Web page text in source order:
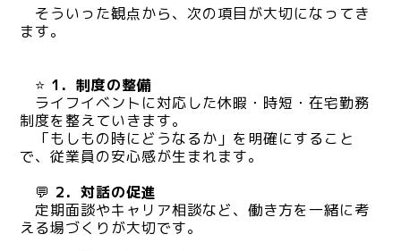
そういった観点から、次の項目が大切になってき
ます。
⭐ 1．制度の整備
ライフイベントに対応した休暇・時短・在宅勤務
制度を整えていきます。
「もしもの時にどうなるか」を明確にすること
で、従業員の安心感が生まれます。
💬 2．対話の促進
定期面談やキャリア相談など、働き方を一緒に考
える場づくりが大切です。